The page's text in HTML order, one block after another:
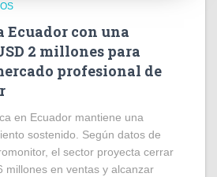
Ecuador con una
2 millones para
profesional de
en Ecuador mantiene una
sostenido. Según datos de
el sector proyecta cerrar
millones en ventas y alcanzar